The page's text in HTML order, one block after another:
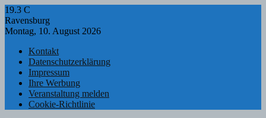
19.3 C
Ravensburg
Montag, 10. August 2026
Kontakt
Datenschutzerklärung
Impressum
Ihre Werbung
Veranstaltung melden
Cookie-Richtlinie